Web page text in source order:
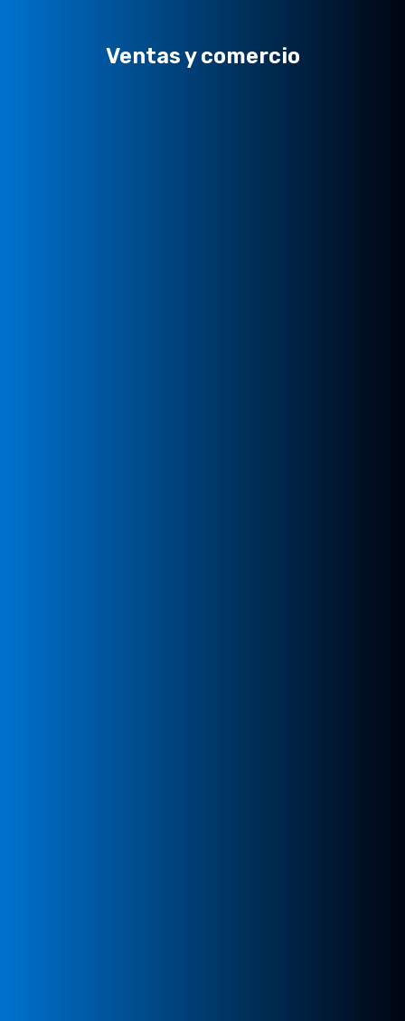
Ventas y comercio